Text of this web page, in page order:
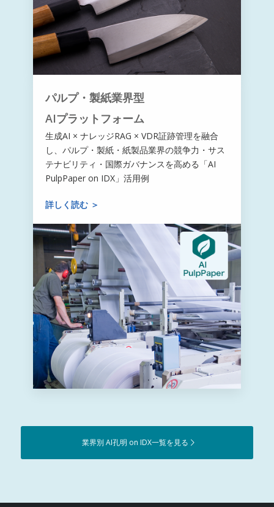
パルプ・製紙業界型
AIプラットフォーム
生成AI × ナレッジRAG × VDR証跡管理を融合
し、パルプ・製紙・紙製品業界の競争力・サス
テナビリティ・国際ガバナンスを高める「AI
PulpPaper on IDX」活用例
詳しく読む ＞
業界別 AI孔明 on IDX一覧を見る